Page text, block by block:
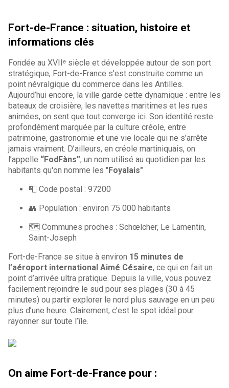
Fort-de-France : situation, histoire et
informations clés
Fondée au XVIIᵉ siècle et développée autour de son port
stratégique, Fort-de-France s’est construite comme un
point névralgique du commerce dans les Antilles.
Aujourd’hui encore, la ville garde cette dynamique : entre les
bateaux de croisière, les navettes maritimes et les rues
animées, on sent que tout converge ici. Son identité reste
profondément marquée par la culture créole, entre
patrimoine, gastronomie et une vie locale qui ne s’arrête
jamais vraiment. D’ailleurs, en créole martiniquais, on
l’appelle “FodFàns”, un nom utilisé au quotidien par les
habitants qu'on nomme les "Foyalais"
📮 Code postal : 97200
👥 Population : environ 75 000 habitants
🗺️ Communes proches : Schœlcher, Le Lamentin,
Saint-Joseph
Fort-de-France se situe à environ 15 minutes de
l’aéroport international Aimé Césaire, ce qui en fait un
point d’arrivée ultra pratique. Depuis la ville, vous pouvez
facilement rejoindre le sud pour ses plages (30 à 45
minutes) ou partir explorer le nord plus sauvage en un peu
plus d’une heure. Clairement, c’est le spot idéal pour
rayonner sur toute l’île.
On aime Fort-de-France pour :